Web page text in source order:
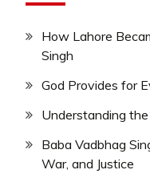
How Lahore
Singh
God Provides for
Understanding
Baba Vadbhag
War, and Justice